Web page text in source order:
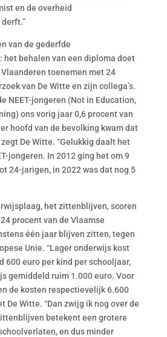
en de overheid
van de gederfde
het behalen van een diploma doet
toenemen met 24
van De Witte en zijn collega’s.
NEET-jongeren (Not in Education,
ons vorig jaar 0,6 procent van
hoofd van de bevolking kwam dat
De Witte. “Gelukkig daalt het
jongeren. In 2012 ging het om 9
24-jarigen, in 2022 was dat nog 5
het zittenblijven, scoren
procent van de Vlaamse
één jaar blijven zitten, tegen
Unie. “Lager onderwijs kost
600 euro per kind per schooljaar,
gemiddeld ruim 1.000 euro. Voor
de kosten respectievelijk 6.600
De Witte. “Dan zwijg ik nog over de
betekent een grotere
en dus minder